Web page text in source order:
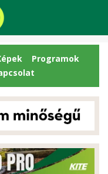
Programok